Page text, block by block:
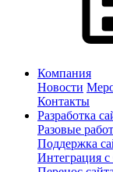
Компания
Новости
Контакты
Разработка
Разовые
Поддержка
Интеграция